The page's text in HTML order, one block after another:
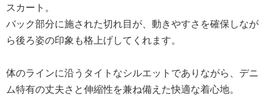
スカート。
バック部分に施された切れ目が、動きやすさを確保しなが
ら後ろ姿の印象も格上げしてくれます。
体のラインに沿うタイトなシルエットでありながら、デニ
ム特有の丈夫さと伸縮性を兼ね備えた快適な着心地。